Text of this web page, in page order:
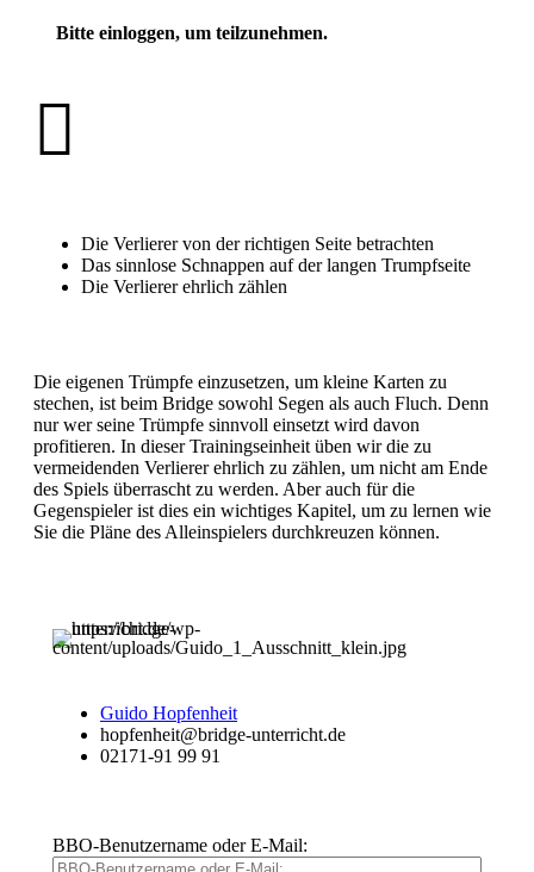
Bitte einloggen, um teilzunehmen.
Die Verlierer von der richtigen Seite betrachten
Das sinnlose Schnappen auf der langen Trumpfseite
Die Verlierer ehrlich zählen
Die eigenen Trümpfe einzusetzen, um kleine Karten zu
stechen, ist beim Bridge sowohl Segen als auch Fluch. Denn
nur wer seine Trümpfe sinnvoll einsetzt wird davon
profitieren. In dieser Trainingseinheit üben wir die zu
vermeidenden Verlierer ehrlich zu zählen, um nicht am Ende
des Spiels überrascht zu werden. Aber auch für die
Gegenspieler ist dies ein wichtiges Kapitel, um zu lernen wie
Sie die Pläne des Alleinspielers durchkreuzen können.
Guido Hopfenheit
hopfenheit@bridge-unterricht.de
02171-91 99 91
BBO-Benutzername oder E-Mail: